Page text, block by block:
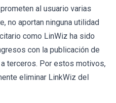
al usuario varias
no aportan ninguna utilidad
como LinWiz ha sido
con la publicación de
terceros. Por estos motivos,
eliminar LinkWiz del